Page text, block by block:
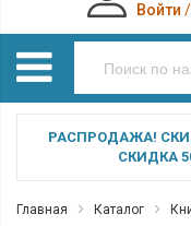
Войти /
РАСПРОДАЖА!
СКИДКА
Главная Каталог